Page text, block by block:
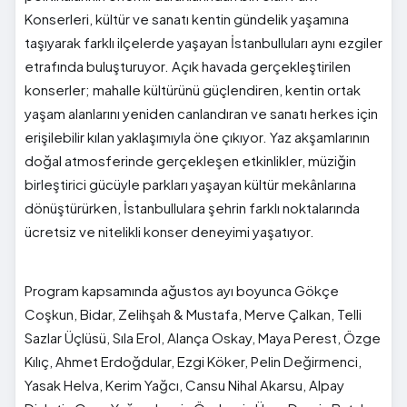
Konserleri, kültür ve sanatı kentin gündelik yaşamına
taşıyarak farklı ilçelerde yaşayan İstanbulluları aynı ezgiler
etrafında buluşturuyor. Açık havada gerçekleştirilen
konserler; mahalle kültürünü güçlendiren, kentin ortak
yaşam alanlarını yeniden canlandıran ve sanatı herkes için
erişilebilir kılan yaklaşımıyla öne çıkıyor. Yaz akşamlarının
doğal atmosferinde gerçekleşen etkinlikler, müziğin
birleştirici gücüyle parkları yaşayan kültür mekânlarına
dönüştürürken, İstanbullulara şehrin farklı noktalarında
ücretsiz ve nitelikli konser deneyimi yaşatıyor.
Program kapsamında ağustos ayı boyunca Gökçe
Coşkun, Bidar, Zelihşah & Mustafa, Merve Çalkan, Telli
Sazlar Üçlüsü, Sıla Erol, Alança Oskay, Maya Perest, Özge
Kılıç, Ahmet Erdoğdular, Ezgi Köker, Pelin Değirmenci,
Yasak Helva, Kerim Yağcı, Cansu Nihal Akarsu, Alpay